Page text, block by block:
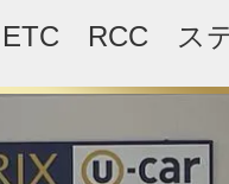
RCC ス